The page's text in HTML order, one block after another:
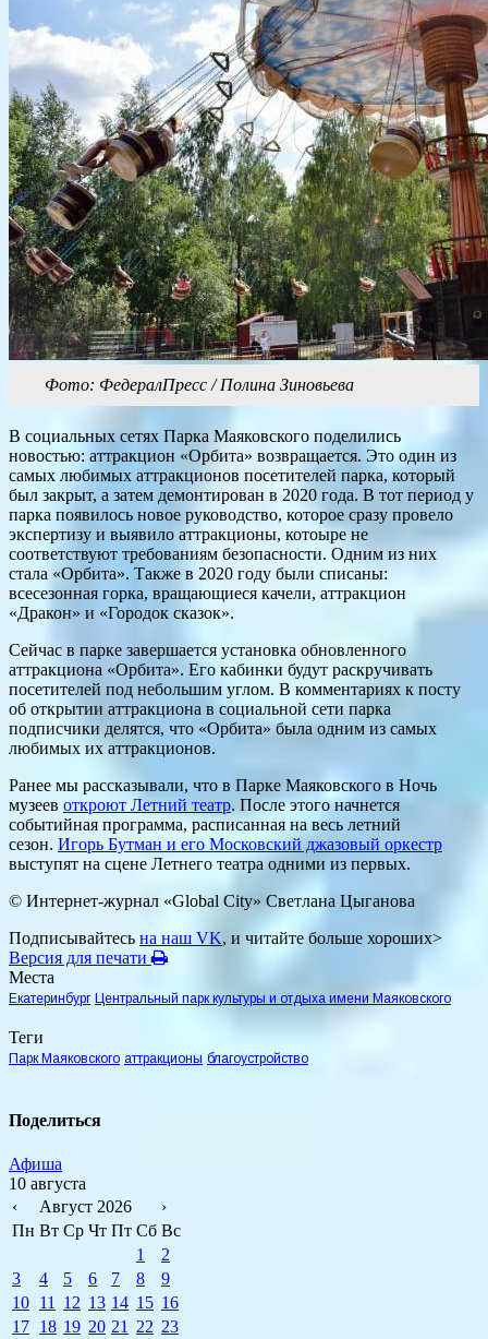
Фото: ФедералПресс / Полина Зиновьева
В социальных сетях Парка Маяковского поделились
новостью: аттракцион «Орбита» возвращается. Это один из
самых любимых аттракционов посетителей парка, который
был закрыт, а затем демонтирован в 2020 года. В тот период у
парка появилось новое руководство, которое сразу провело
экспертизу и выявило аттракционы, котоыре не
соответствуют требованиям безопасности. Одним из них
стала «Орбита». Также в 2020 году были списаны:
всесезонная горка, вращающиеся качели, аттракцион
«Дракон» и «Городок сказок».
Сейчас в парке завершается установка обновленного
аттракциона «Орбита». Его кабинки будут раскручивать
посетителей под небольшим углом. В комментариях к посту
об открытии аттракциона в социальной сети парка
подписчики делятся, что «Орбита» была одним из самых
любимых их аттракционов.
Ранее мы рассказывали, что в Парке Маяковского в Ночь
музеев откроют Летний театр. После этого начнется
событийная программа, расписанная на весь летний
сезон. Игорь Бутман и его Московский джазовый оркестр
выступят на сцене Летнего театра одними из первых.
© Интернет-журнал «Global City» Светлана Цыганова
Подписывайтесь на наш VK, и читайте больше хороших>
Версия для печати
Места
Екатеринбург Центральный парк культуры и отдыха имени Маяковского
Теги
Парк Маяковского аттракционы благоустройство
Поделиться
Афиша
10 августа
‹
Август 2026
›
Пн Вт Ср Чт Пт Сб Вс
1
2
3
4 5 6 7 8
9
10 11 12 13 14 15 16
17 18 19 20 21 22 23